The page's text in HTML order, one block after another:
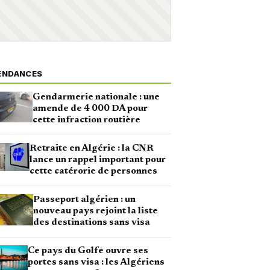
Gendarmerie nationale : une
amende de 4 000 DA pour
cette infraction routière
Retraite en Algérie : la CNR
lance un rappel important pour
cette catérorie de personnes
Passeport algérien : un
nouveau pays rejoint la liste
des destinations sans visa
Ce pays du Golfe ouvre ses
portes sans visa : les Algériens